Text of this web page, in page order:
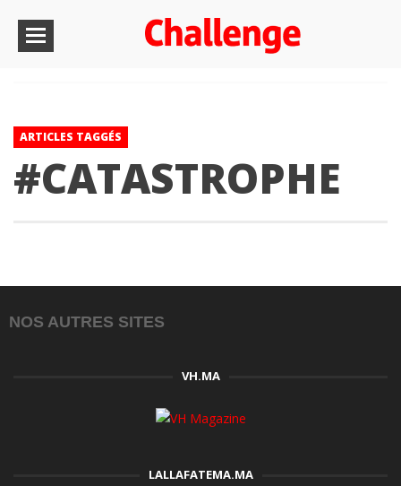
ARTICLES TAGGÉS
#CATASTROPHE
NOS AUTRES SITES
VH.MA
LALLAFATEMA.MA